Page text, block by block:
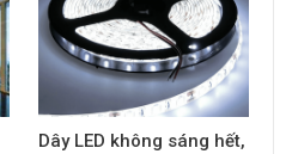
Dây LED không sáng hết,